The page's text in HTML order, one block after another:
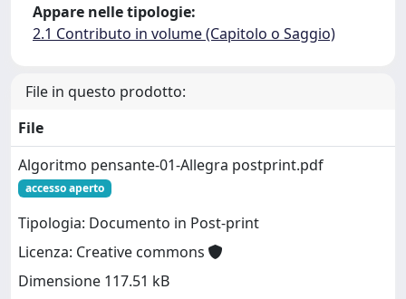
Appare nelle tipologie:
2.1 Contributo in volume (Capitolo o Saggio)
File in questo prodotto:
File
Algoritmo pensante-01-Allegra postprint.pdf
accesso aperto
Tipologia: Documento in Post-print
Licenza: Creative commons
Dimensione 117.51 kB